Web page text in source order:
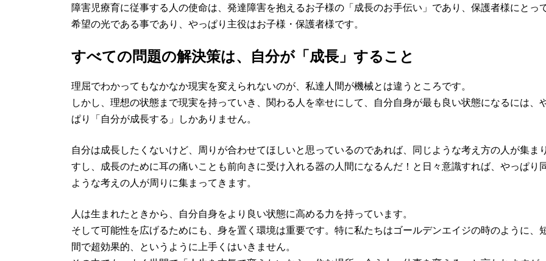
障害児療育に従事する人の使命は、発達障害を抱えるお子様の「成長のお手伝い」であり、保護者様にとっ
希望の光である事であり、やっぱり主役はお子様・保護者様です。
すべての問題の解決策は、自分が「成長」すること
理屈でわかってもなかなか現実を変えられないのが、私達人間が機械とは違うところです。
しかし、理想の状態まで現実を持っていき、関わる人を幸せにして、自分自身が最も良い状態になるには、
ぱり「自分が成長する」しかありません。
自分は成長したくないけど、周りが合わせてほしいと思っているのであれば、同じような考え方の人が集ま
すし、成長のために耳の痛いことも前向きに受け入れる器の人間になるんだ！と日々意識すれば、やっぱり
ような考えの人が周りに集まってきます。
人は生まれたときから、自分自身をより良い状態に高める力を持っています。
そして可能性を広げるためにも、身を置く環境は重要です。特に私たちはゴールデンエイジの時のように、
間で超効果的、というように上手くはいきません。